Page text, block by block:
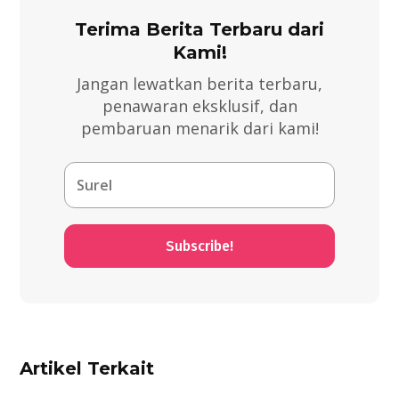
Terima Berita Terbaru dari
Kami!
Jangan lewatkan berita terbaru,
penawaran eksklusif, dan
pembaruan menarik dari kami!
Subscribe!
Artikel Terkait